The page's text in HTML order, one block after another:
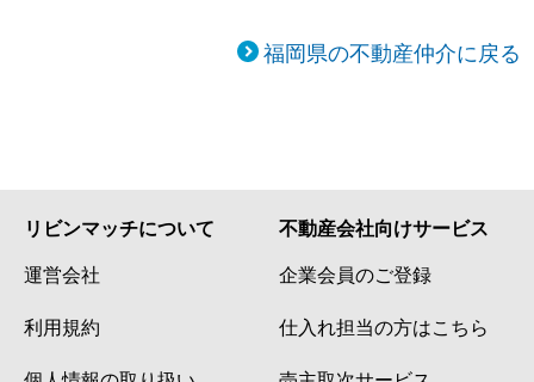
福岡県の不動産仲介に戻る
リビンマッチについて
運営会社
利用規約
不動産会社向けサービス
企業会員のご登録
仕入れ担当の方はこちら